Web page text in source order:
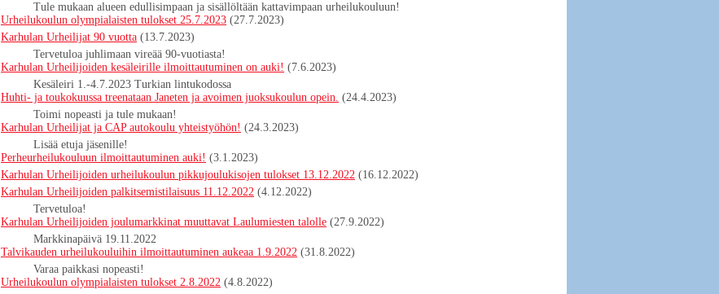
Tule mukaan alueen edullisimpaan ja sisällöltään kattavimpaan urheilukouluun!
Urheilukoulun olympialaisten tulokset 25.7.2023 (27.7.2023)
Karhulan Urheilijat 90 vuotta (13.7.2023)
Tervetuloa juhlimaan vireää 90-vuotiasta!
Karhulan Urheilijoiden kesäleirille ilmoittautuminen on auki! (7.6.2023)
Kesäleiri 1.-4.7.2023 Turkian lintukodossa
Huhti- ja toukokuussa treenataan Janeten ja avoimen juoksukoulun opein. (24.4.2023)
Toimi nopeasti ja tule mukaan!
Karhulan Urheilijat ja CAP autokoulu yhteistyöhön! (24.3.2023)
Lisää etuja jäsenille!
Perheurheilukouluun ilmoittautuminen auki! (3.1.2023)
Karhulan Urheilijoiden urheilukoulun pikkujoulukisojen tulokset 13.12.2022 (16.12.2022)
Karhulan Urheilijoiden palkitsemistilaisuus 11.12.2022 (4.12.2022)
Tervetuloa!
Karhulan Urheilijoiden joulumarkkinat muuttavat Laulumiesten talolle (27.9.2022)
Markkinapäivä 19.11.2022
Talvikauden urheilukouluihin ilmoittautuminen aukeaa 1.9.2022 (31.8.2022)
Varaa paikkasi nopeasti!
Urheilukoulun olympialaisten tulokset 2.8.2022 (4.8.2022)